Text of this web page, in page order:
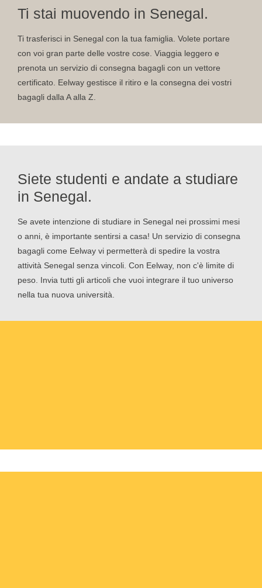
Ti stai muovendo in Senegal.
Ti trasferisci in Senegal con la tua famiglia. Volete portare
con voi gran parte delle vostre cose. Viaggia leggero e
prenota un servizio di consegna bagagli con un vettore
certificato. Eelway gestisce il ritiro e la consegna dei vostri
bagagli dalla A alla Z.
Siete studenti e andate a studiare
in Senegal.
Se avete intenzione di studiare in Senegal nei prossimi mesi
o anni, è importante sentirsi a casa! Un servizio di consegna
bagagli come Eelway vi permetterà di spedire la vostra
attività Senegal senza vincoli. Con Eelway, non c'è limite di
peso. Invia tutti gli articoli che vuoi integrare il tuo universo
nella tua nuova università.